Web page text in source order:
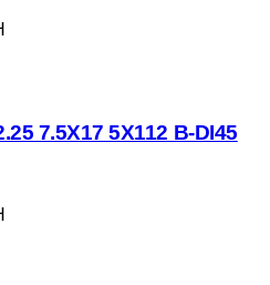
7.5Χ17 5Χ112 Β-DI45